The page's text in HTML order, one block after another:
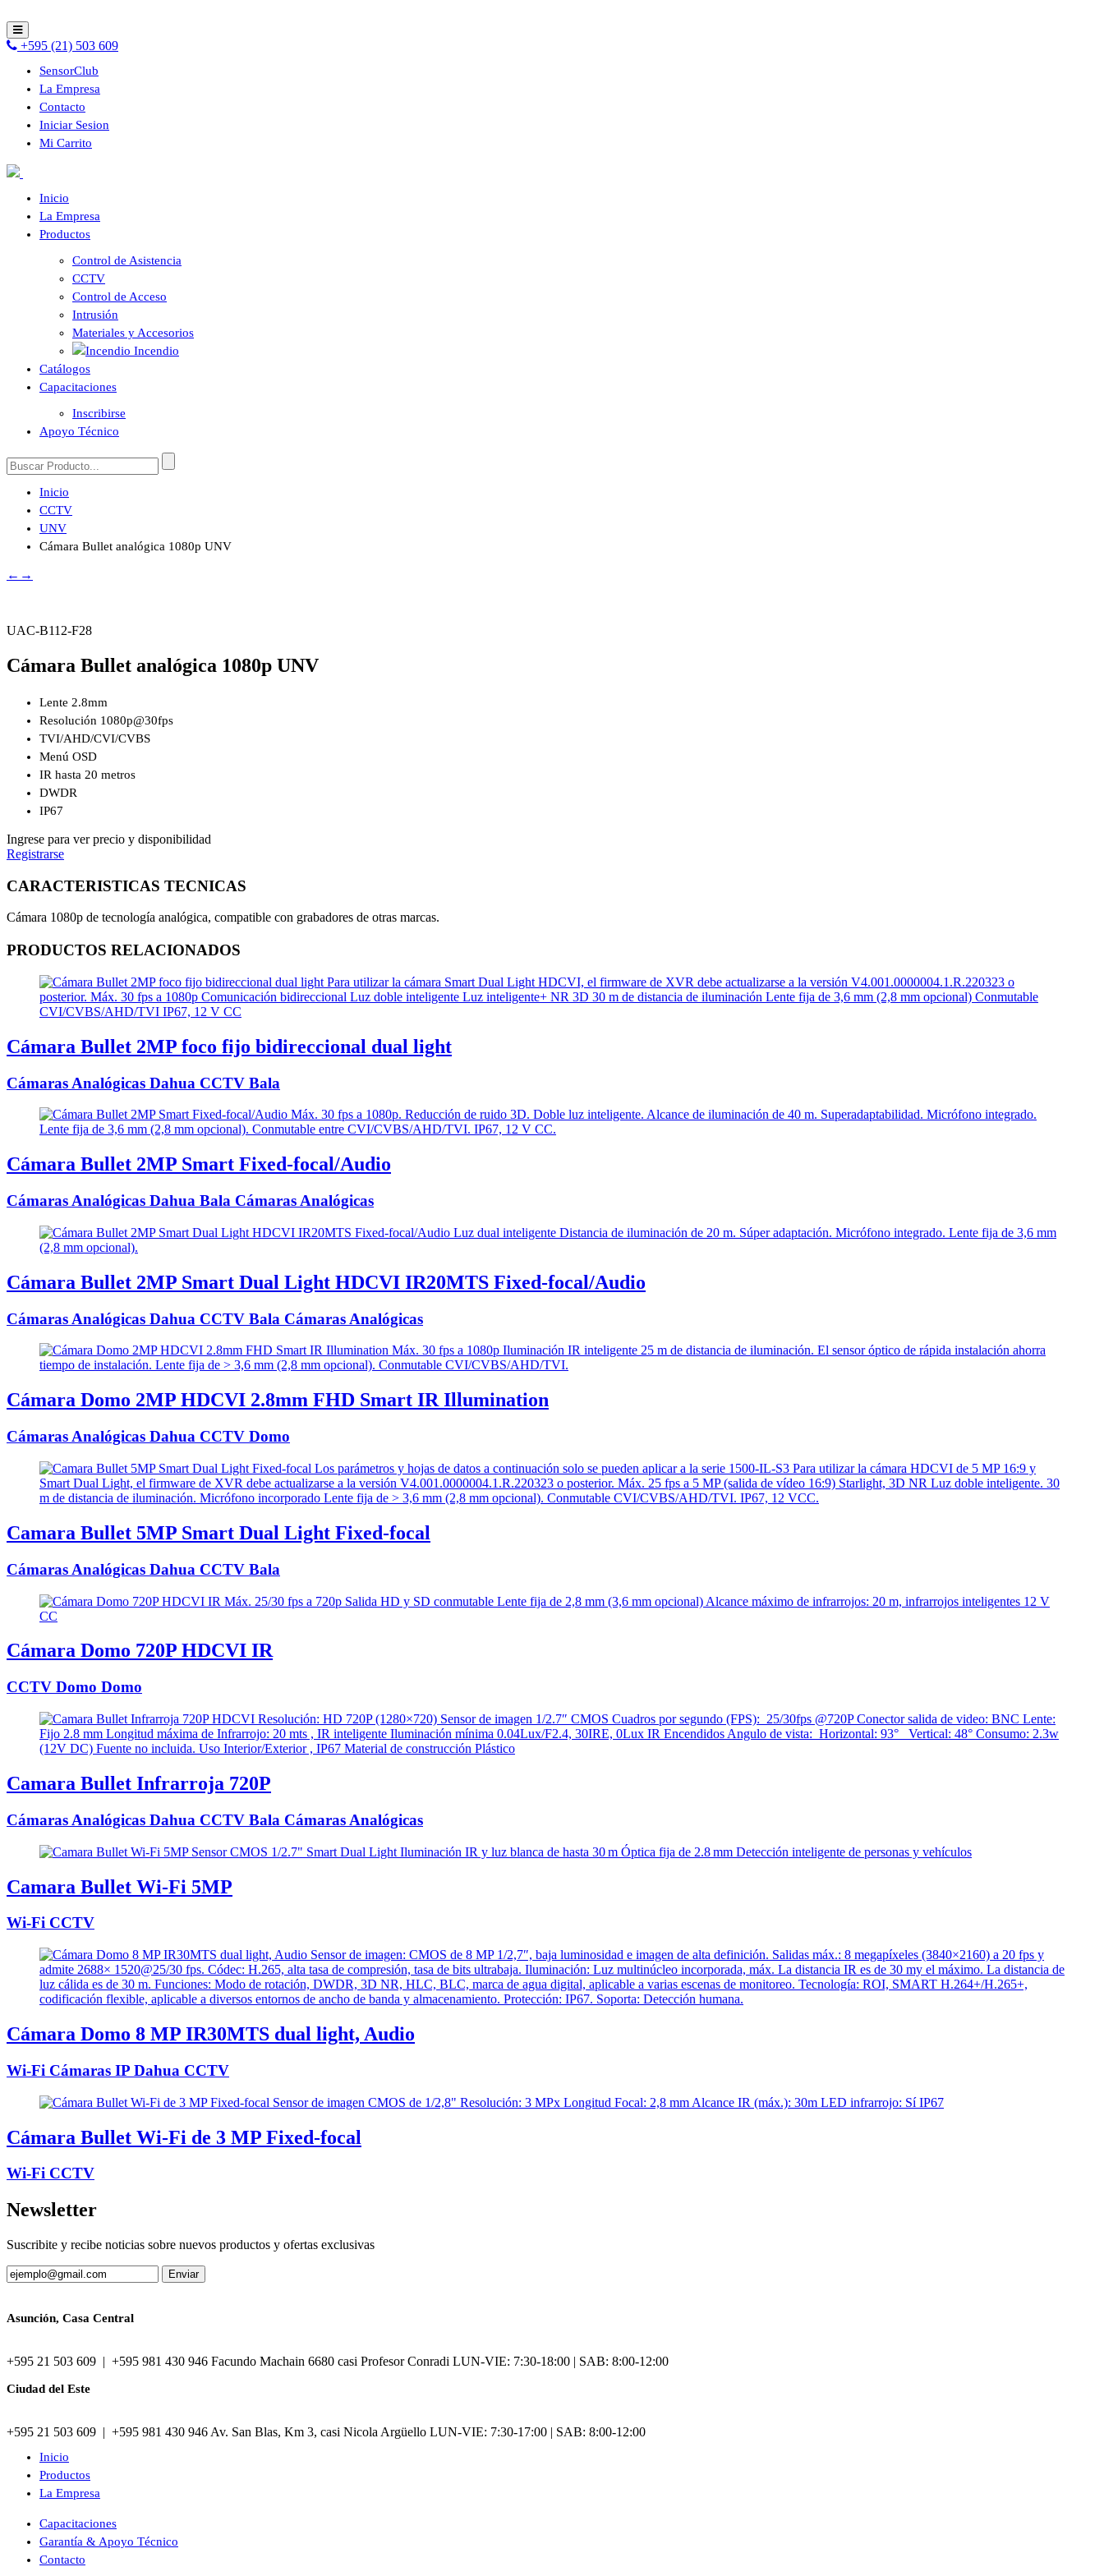
+595 (21) 503 609
SensorClub
La Empresa
Contacto
Iniciar Sesion
Mi Carrito
Inicio
La Empresa
Productos
Control de Asistencia
CCTV
Control de Acceso
Intrusión
Materiales y Accesorios
Incendio
Catálogos
Capacitaciones
Inscribirse
Apoyo Técnico
Inicio
CCTV
UNV
Cámara Bullet analógica 1080p UNV
← →
UAC-B112-F28
Cámara Bullet analógica 1080p UNV
Lente 2.8mm
Resolución 1080p@30fps
TVI/AHD/CVI/CVBS
Menú OSD
IR hasta 20 metros
DWDR
IP67
Ingrese para ver precio y disponibilidad
Registrarse
CARACTERISTICAS TECNICAS
Cámara 1080p de tecnología analógica, compatible con grabadores de otras marcas.
PRODUCTOS RELACIONADOS
Cámara Bullet 2MP foco fijo bidireccional dual light
Cámaras Analógicas Dahua CCTV Bala
Cámara Bullet 2MP Smart Fixed-focal/Audio
Cámaras Analógicas Dahua Bala Cámaras Analógicas
Cámara Bullet 2MP Smart Dual Light HDCVI IR20MTS Fixed-focal/Audio
Cámaras Analógicas Dahua CCTV Bala Cámaras Analógicas
Cámara Domo 2MP HDCVI 2.8mm FHD Smart IR Illumination
Cámaras Analógicas Dahua CCTV Domo
Camara Bullet 5MP Smart Dual Light Fixed-focal
Cámaras Analógicas Dahua CCTV Bala
Cámara Domo 720P HDCVI IR
CCTV Domo Domo
Camara Bullet Infrarroja 720P
Cámaras Analógicas Dahua CCTV Bala Cámaras Analógicas
Camara Bullet Wi-Fi 5MP
Wi-Fi CCTV
Cámara Domo 8 MP IR30MTS dual light, Audio
Wi-Fi Cámaras IP Dahua CCTV
Cámara Bullet Wi-Fi de 3 MP Fixed-focal
Wi-Fi CCTV
Newsletter
Suscribite y recibe noticias sobre nuevos productos y ofertas exclusivas
Asunción, Casa Central
+595 21 503 609 | +595 981 430 946 Facundo Machain 6680 casi Profesor Conradi LUN-VIE: 7:30-18:00 | SAB: 8:00-12:00
Ciudad del Este
+595 21 503 609 | +595 981 430 946 Av. San Blas, Km 3, casi Nicola Argüello LUN-VIE: 7:30-17:00 | SAB: 8:00-12:00
Inicio
Productos
La Empresa
Capacitaciones
Garantía & Apoyo Técnico
Contacto